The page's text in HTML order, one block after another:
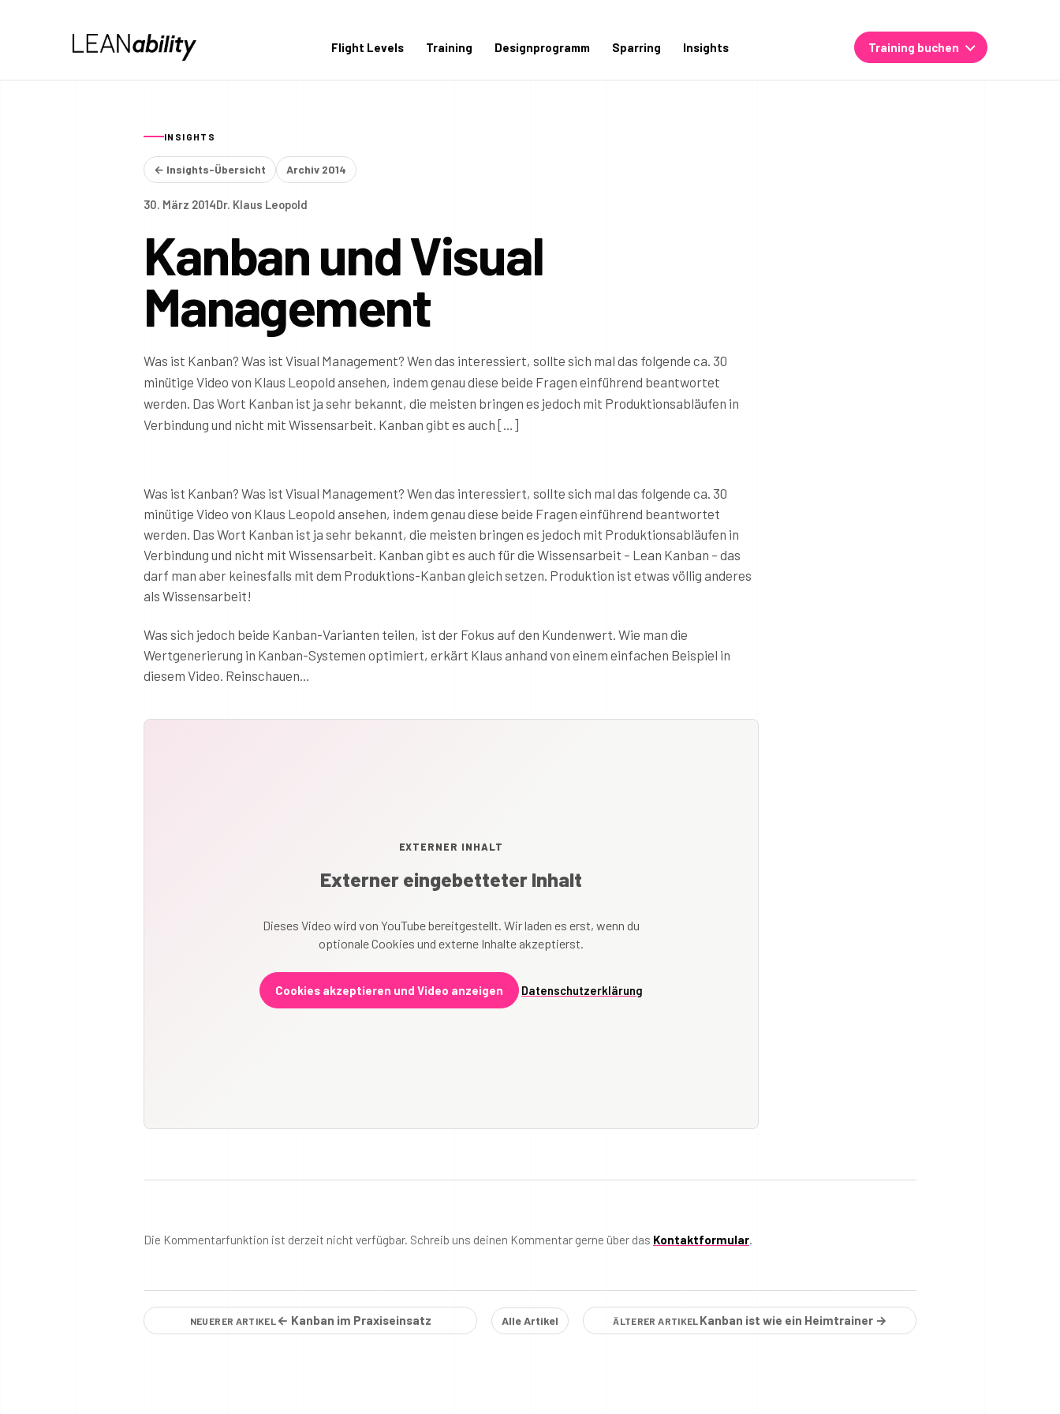
Flight Levels Training Designprogramm Sparring Insights Training buchen
INSIGHTS
← Insights-Übersicht Archiv 2014
30. März 2014Dr. Klaus Leopold
Kanban und Visual
Management
Was ist Kanban? Was ist Visual Management? Wen das interessiert, sollte sich mal das folgende ca. 30
minütige Video von Klaus Leopold ansehen, indem genau diese beide Fragen einführend beantwortet
werden. Das Wort Kanban ist ja sehr bekannt, die meisten bringen es jedoch mit Produktionsabläufen in
Verbindung und nicht mit Wissensarbeit. Kanban gibt es auch […]
Was ist Kanban? Was ist Visual Management? Wen das interessiert, sollte sich mal das folgende ca. 30
minütige Video von Klaus Leopold ansehen, indem genau diese beide Fragen einführend beantwortet
werden. Das Wort Kanban ist ja sehr bekannt, die meisten bringen es jedoch mit Produktionsabläufen in
Verbindung und nicht mit Wissensarbeit. Kanban gibt es auch für die Wissensarbeit – Lean Kanban – das
darf man aber keinesfalls mit dem Produktions-Kanban gleich setzen. Produktion ist etwas völlig anderes
als Wissensarbeit!
Was sich jedoch beide Kanban-Varianten teilen, ist der Fokus auf den Kundenwert. Wie man die
Wertgenerierung in Kanban-Systemen optimiert, erkärt Klaus anhand von einem einfachen Beispiel in
diesem Video. Reinschauen…
EXTERNER INHALT
Externer eingebetteter Inhalt
Dieses Video wird von YouTube bereitgestellt. Wir laden es erst, wenn du
optionale Cookies und externe Inhalte akzeptierst.
Cookies akzeptieren und Video anzeigen Datenschutzerklärung
Die Kommentarfunktion ist derzeit nicht verfügbar. Schreib uns deinen Kommentar gerne über das Kontaktformular.
NEUERER ARTIKEL ← Kanban im Praxiseinsatz Alle Artikel ÄLTERER ARTIKEL Kanban ist wie ein Heimtrainer →